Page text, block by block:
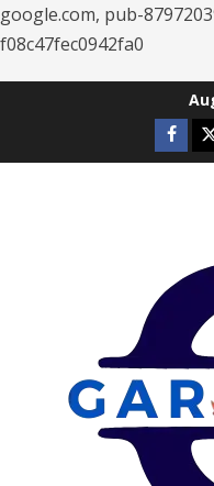
google.com, pub-
f08c47fec0942fa0